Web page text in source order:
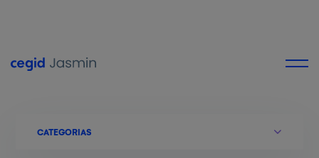
CATEGORIAS